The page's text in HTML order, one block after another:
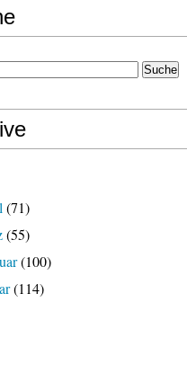
(71)
(55)
(100)
(114)